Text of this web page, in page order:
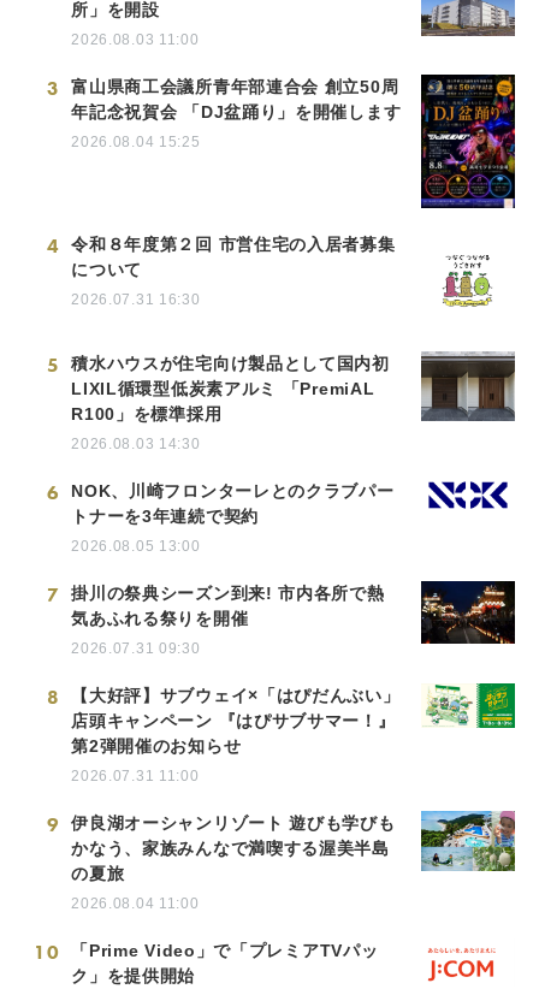
所」を開設
2026.08.03 11:00
3
富山県商工会議所青年部連合会 創立50周
年記念祝賀会 「DJ盆踊り」を開催します
2026.08.04 15:25
4
令和８年度第２回 市営住宅の入居者募集
について
2026.07.31 16:30
5
積水ハウスが住宅向け製品として国内初
LIXIL循環型低炭素アルミ 「PremiAL
R100」を標準採用
2026.08.03 14:30
6
NOK、川崎フロンターレとのクラブパー
トナーを3年連続で契約
2026.08.05 13:00
7
掛川の祭典シーズン到来! 市内各所で熱
気あふれる祭りを開催
2026.07.31 09:30
8
【大好評】サブウェイ×「はぴだんぶい」
店頭キャンペーン 『はぴサブサマー！』
第2弾開催のお知らせ
2026.07.31 11:00
9
伊良湖オーシャンリゾート 遊びも学びも
かなう、家族みんなで満喫する渥美半島
の夏旅
2026.08.04 11:00
10
「Prime Video」で「プレミアTVパッ
ク」を提供開始